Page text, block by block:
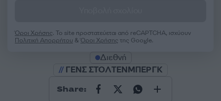
Όροι Χρήσης. Το site προστατεύεται από reCAPTCHA, ισχύουν
Πολιτική Απορρήτου &Όροι Χρήσης της Google.
Διεθνή
ΓΕΝΣ ΣΤΟΛΤΕΝΜΠΕΡΓΚ
Share: